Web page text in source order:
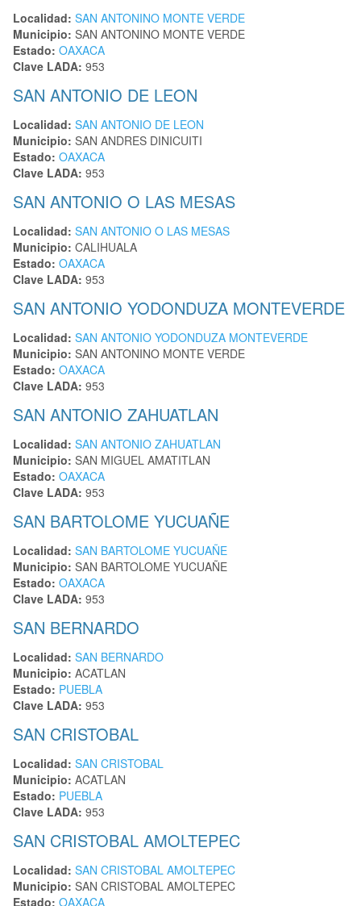
Localidad: SAN ANTONINO MONTE VERDE
Municipio: SAN ANTONINO MONTE VERDE
Estado: OAXACA
Clave LADA: 953
SAN ANTONIO DE LEON
Localidad: SAN ANTONIO DE LEON
Municipio: SAN ANDRES DINICUITI
Estado: OAXACA
Clave LADA: 953
SAN ANTONIO O LAS MESAS
Localidad: SAN ANTONIO O LAS MESAS
Municipio: CALIHUALA
Estado: OAXACA
Clave LADA: 953
SAN ANTONIO YODONDUZA MONTEVERDE
Localidad: SAN ANTONIO YODONDUZA MONTEVERDE
Municipio: SAN ANTONINO MONTE VERDE
Estado: OAXACA
Clave LADA: 953
SAN ANTONIO ZAHUATLAN
Localidad: SAN ANTONIO ZAHUATLAN
Municipio: SAN MIGUEL AMATITLAN
Estado: OAXACA
Clave LADA: 953
SAN BARTOLOME YUCUAÑE
Localidad: SAN BARTOLOME YUCUAÑE
Municipio: SAN BARTOLOME YUCUAÑE
Estado: OAXACA
Clave LADA: 953
SAN BERNARDO
Localidad: SAN BERNARDO
Municipio: ACATLAN
Estado: PUEBLA
Clave LADA: 953
SAN CRISTOBAL
Localidad: SAN CRISTOBAL
Municipio: ACATLAN
Estado: PUEBLA
Clave LADA: 953
SAN CRISTOBAL AMOLTEPEC
Localidad: SAN CRISTOBAL AMOLTEPEC
Municipio: SAN CRISTOBAL AMOLTEPEC
Estado: OAXACA